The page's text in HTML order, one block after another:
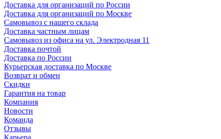
Доставка для организаций по России
Доставка для организаций по Москве
Самовывоз с нашего склада
Доставка частным лицам
Самовывоз из офиса на ул. Электродная 11
Доставка почтой
Доставка по России
Курьерская доставка по Москве
Возврат и обмен
Скидки
Гарантия на товар
Компания
Новости
Команда
Отзывы
Карьера